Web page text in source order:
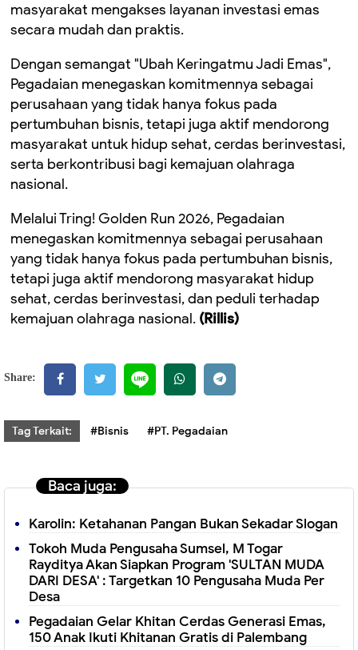
masyarakat mengakses layanan investasi emas
secara mudah dan praktis.
Dengan semangat "Ubah Keringatmu Jadi Emas",
Pegadaian menegaskan komitmennya sebagai
perusahaan yang tidak hanya fokus pada
pertumbuhan bisnis, tetapi juga aktif mendorong
masyarakat untuk hidup sehat, cerdas berinvestasi,
serta berkontribusi bagi kemajuan olahraga
nasional.
Melalui Tring! Golden Run 2026, Pegadaian
menegaskan komitmennya sebagai perusahaan
yang tidak hanya fokus pada pertumbuhan bisnis,
tetapi juga aktif mendorong masyarakat hidup
sehat, cerdas berinvestasi, dan peduli terhadap
kemajuan olahraga nasional. (Rillis)
Share:
Tag Terkait: #Bisnis #PT. Pegadaian
Baca juga:
Karolin: Ketahanan Pangan Bukan Sekadar Slogan
Tokoh Muda Pengusaha Sumsel, M Togar
Rayditya Akan Siapkan Program 'SULTAN MUDA
DARI DESA' : Targetkan 10 Pengusaha Muda Per
Desa
Pegadaian Gelar Khitan Cerdas Generasi Emas,
150 Anak Ikuti Khitanan Gratis di Palembang